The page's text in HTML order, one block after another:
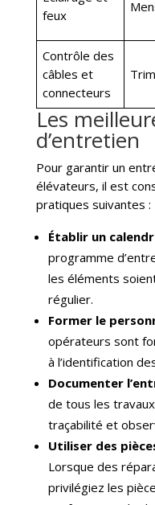
feux
Contrôle des
câbles et
connecteurs
Les
d’entretien
Pour garantir un
élévateurs, il est
pratiques suivantes :
Établir un
programme
les éléments
régulier.
Former le
opérateurs sont
à l’identification
Documenter
de tous les
traçabilité et
Utiliser des
Lorsque des
privilégiez les